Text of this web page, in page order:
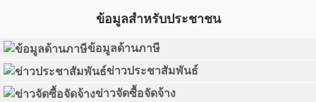
ข้อมูลสำหรับประชาชน
ข้อมูลด้านภาษี
ข่าวประชาสัมพันธ์
ข่าวจัดซื้อจัดจ้าง